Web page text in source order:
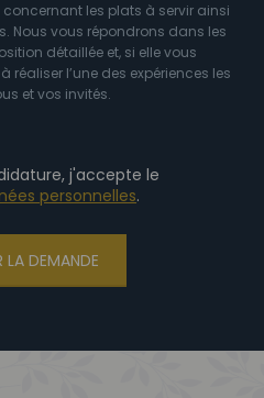
concernant les plats à servir ainsi
Nous vous répondrons dans les
détaillée et, si elle vous
l’une des expériences les
et vos invités.
j'accepte le
personnelles.
LA DEMANDE